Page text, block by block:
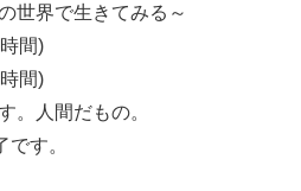
世界で生きてみる～
間)
間)
。人間だもの。
す。